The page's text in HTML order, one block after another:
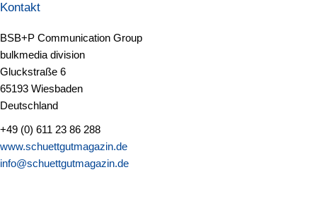
Kontakt
BSB+P Communication Group
bulkmedia division
Gluckstraße 6
65193 Wiesbaden
Deutschland
+49 (0) 611 23 86 288
www.schuettgutmagazin.de
info@schuettgutmagazin.de